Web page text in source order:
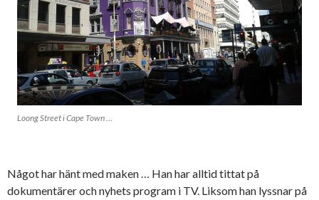
Loong Street i Cape Town …
Något har hänt med maken … Han har alltid tittat på
dokumentärer och nyhets program i TV. Liksom han lyssnar på